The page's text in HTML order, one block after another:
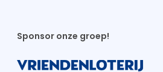
Sponsor onze groep!